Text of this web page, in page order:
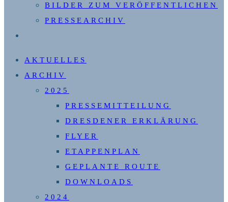
BILDER ZUM VERÖFFENTLICHEN
PRESSEARCHIV
UMSCHALTEN
AKTUELLES
ARCHIV
2025
PRESSEMITTEILUNG
DRESDENER ERKLÄRUNG
FLYER
ETAPPENPLAN
GEPLANTE ROUTE
DOWNLOADS
2024